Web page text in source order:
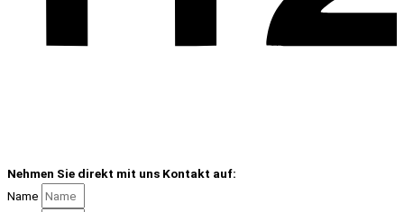
Nehmen Sie direkt mit uns Kontakt auf:
Name